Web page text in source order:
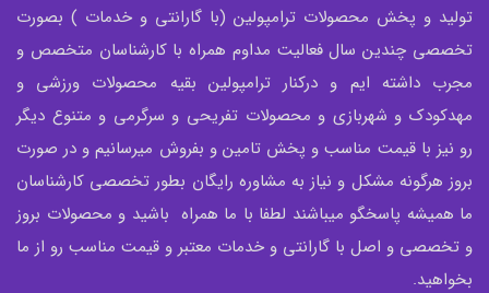
تولید و پخش محصولات ترامپولین (با گارانتی و خدمات ) بصورت
تخصصی چندین سال فعالیت مداوم همراه با کارشناسان متخصص و
مجرب داشته ایم و درکنار ترامپولین بقیه محصولات ورزشی و
مهدکودک و شهربازی و محصولات تفریحی و سرگرمی و متنوع دیگر
رو نیز با قیمت مناسب و پخش تامین و بفروش میرسانیم و در صورت
بروز هرگونه مشکل و نیاز به مشاوره رایگان بطور تخصصی کارشناسان
ما همیشه پاسخگو میباشند لطفا با ما همراه باشید و محصولات بروز
و تخصصی و اصل با گارانتی و خدمات معتبر و قیمت مناسب رو از ما
بخواهید.